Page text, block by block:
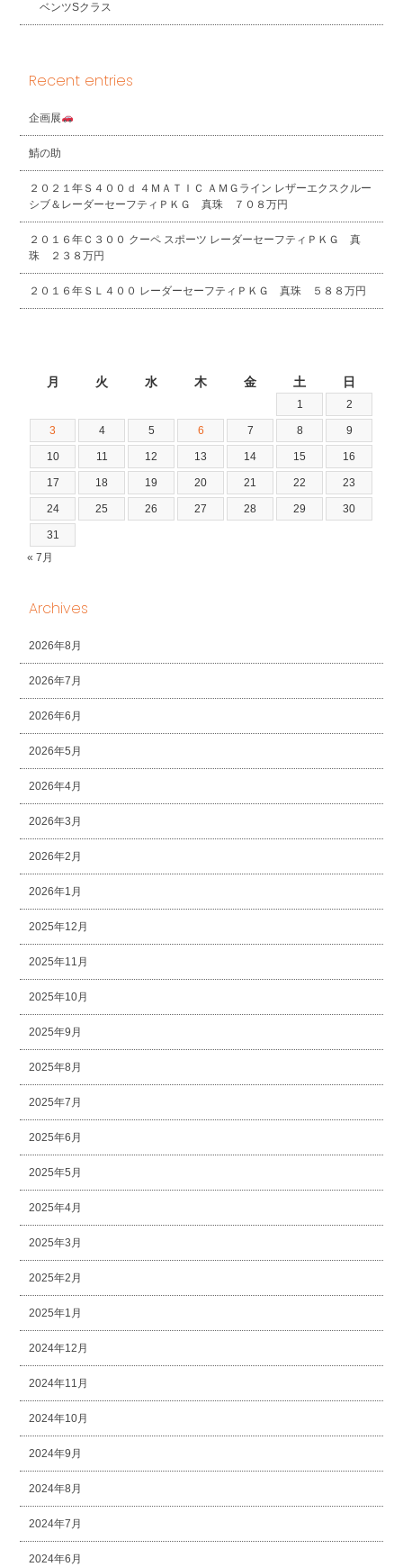
ベンツSクラス
Recent entries
企画展
鯖の助
２０２１年Ｓ４００ｄ ４ＭＡＴＩＣ ＡＭＧライン レザーエクスクルー
シブ＆レーダーセーフティＰＫＧ 真珠 ７０８万円
２０１６年Ｃ３００ クーペ スポーツ レーダーセーフティＰＫＧ 真
珠 ２３８万円
２０１６年ＳＬ４００ レーダーセーフティＰＫＧ 真珠 ５８８万円
月 火 水 木 金 土 日
1 2
3 4 5 6 7 8 9
10 11 12 13 14 15 16
17 18 19 20 21 22 23
24 25 26 27 28 29 30
31
« 7月
Archives
2026年8月
2026年7月
2026年6月
2026年5月
2026年4月
2026年3月
2026年2月
2026年1月
2025年12月
2025年11月
2025年10月
2025年9月
2025年8月
2025年7月
2025年6月
2025年5月
2025年4月
2025年3月
2025年2月
2025年1月
2024年12月
2024年11月
2024年10月
2024年9月
2024年8月
2024年7月
2024年6月